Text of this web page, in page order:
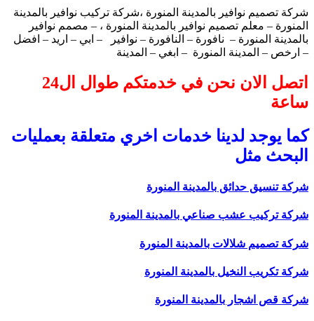
شركة تصميم نوافير بالمدينة المنورة ،شركة تركيب نوافير بالمدينة
المنورة – معلم تصميم نوافير بالمدينة المنورة ، – مصمم نوافير
بالمدينة المنورة – نافورة – النافورة – نوافير – ابي – اريد – افضل
– ارخص – المدينة المنورة – ابغي – المدينة
اتصل الان نحن في خدمتكم طوال ال24
ساعة
كما يوجد لدينا خدمات اخري متعلقة بعمليات
البحث مثل
شركة تنسيق حدائق بالمدينة المنورة
شركة تركيب عشب صناعي بالمدينة المنورة
شركة تصميم شلالات بالمدينة المنورة
شركة تكريب النخيل بالمدينة المنورة
شركة قص اشجار بالمدينة المنورة